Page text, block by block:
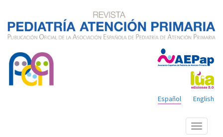
English
Español
Mostrar